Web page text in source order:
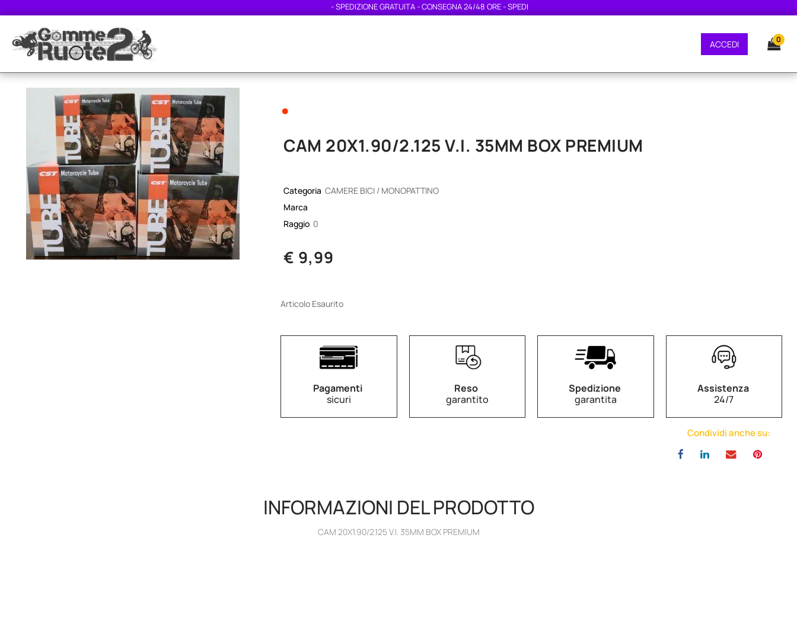
- SPEDIZIONE GRATUITA - CONSEGNA 24/48 ORE - SPEDIZIONE GRATUITA - CONSEGNA 24/48 ORE - SPEDIZIONE GRATUITA -
ACCEDI 0
•
CAM 20X1.90/2.125 V.I. 35MM BOX PREMIUM
Categoria CAMERE BICI / MONOPATTINO
Marca
Raggio 0
€ 9,99
Articolo Esaurito
Pagamenti
sicuri
Reso
garantito
Spedizione
garantita
Assistenza
24/7
Condividi anche su:
INFORMAZIONI DEL PRODOTTO
CAM 20X1.90/2.125 V.I. 35MM BOX PREMIUM